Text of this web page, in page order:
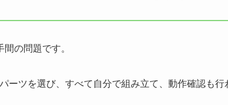
の問題です。
ーツを選び、すべて自分で組み立て、動作確認も行